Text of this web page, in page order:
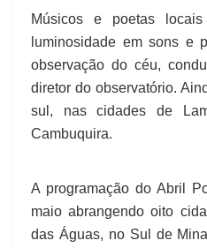
Músicos e poetas
luminosidade em sons e
observação do céu,
diretor do observatório.
sul, nas cidades de
Cambuquira.
A programação do Abril
maio abrangendo oito
das Águas, no Sul de